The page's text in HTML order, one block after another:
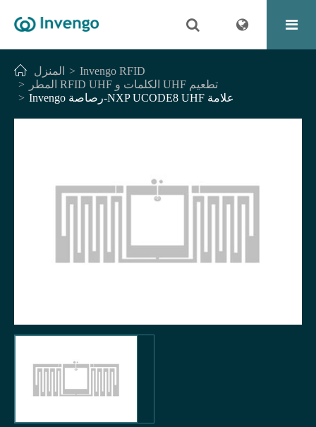
المنزل
Invengo RFID
المطر RFID UHF الكلمات و UHF تطعيم
Invengo رصاصة-NXP UCODE8 UHF علامة